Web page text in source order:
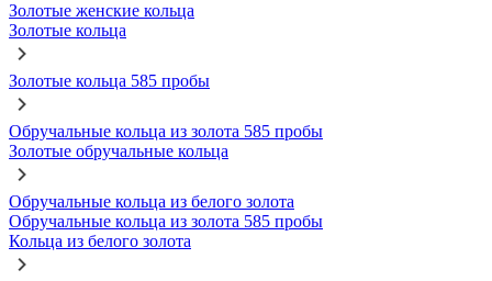
Золотые женские кольца
Золотые кольца
Золотые кольца 585 пробы
Обручальные кольца из золота 585 пробы
Золотые обручальные кольца
Обручальные кольца из белого золота
Обручальные кольца из золота 585 пробы
Кольца из белого золота